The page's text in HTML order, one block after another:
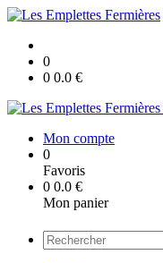
0
0 0.0 €
Mon compte
0
Favoris
0 0.0 €
Mon panier